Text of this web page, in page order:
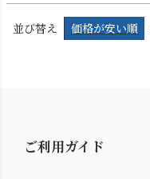
並び替え 価格が安い順
ご利用ガイド